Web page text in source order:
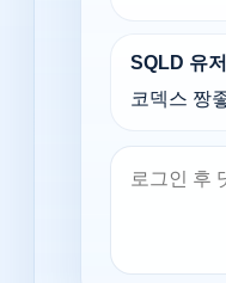
SQLD 유
코덱스 짱